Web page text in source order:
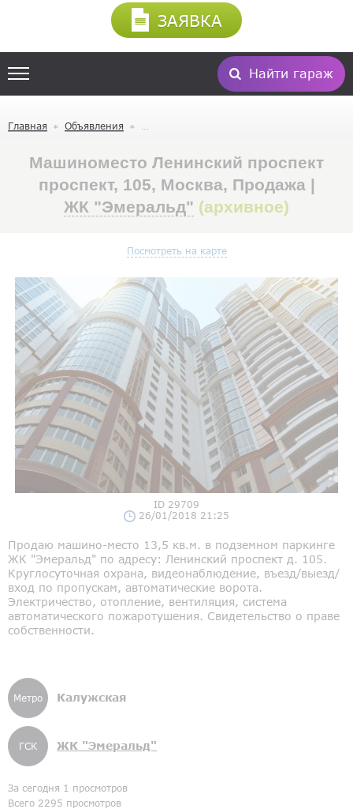
Найти гараж
ЗАЯВКА
Главная Объявления
Машиноместо Ленинский проспект
проспект, 105, Москва, Продажа |
ЖК "Эмеральд" (архивное)
Посмотреть на карте
ID 29709
26/01/2018 21:25
Продаю машино-место 13,5 кв.м. в подземном паркинге
ЖК "Эмеральд" по адресу: Ленинский проспект д. 105.
Круглосуточная охрана, видеонаблюдение, въезд/выезд/
вход по пропускам, автоматические ворота.
Электричество, отопление, вентиляция, система
автоматического пожаротушения. Свидетельство о праве
собственности.
Метро Калужская
ГСК ЖК "Эмеральд"
За сегодня 1 просмотров
Всего 2295 просмотров